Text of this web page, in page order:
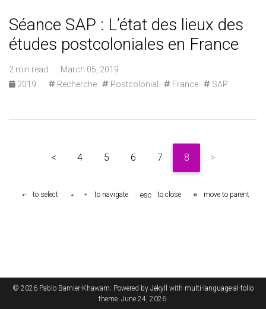
Séance SAP : L’état des lieux des
études postcoloniales en France
2 min read · March 05, 2019
2019
· Recherche Postcolonial France SAP
< 4 5 6 7 8 >
© 2026 Pablo Barnier-Khawam. Powered by Jekyll with multi-language-al-folio
theme. June 24, 2026.
to select to navigate esc to close move to parent